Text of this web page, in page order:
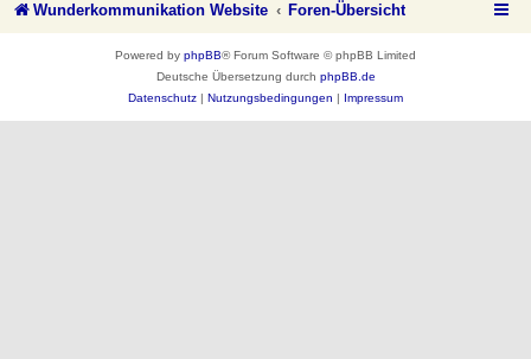
Wunderkommunikation Website Foren-Übersicht
Powered by phpBB® Forum Software © phpBB Limited
Deutsche Übersetzung durch phpBB.de
Datenschutz
Nutzungsbedingungen Impressum